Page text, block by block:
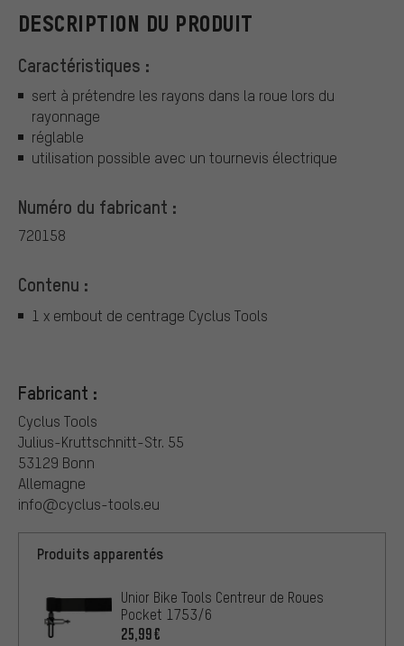
DESCRIPTION DU PRODUIT
Caractéristiques :
sert à prétendre les rayons dans la roue lors du
rayonnage
réglable
utilisation possible avec un tournevis électrique
Numéro du fabricant :
720158
Contenu :
1 x embout de centrage Cyclus Tools
Fabricant :
Cyclus Tools
Julius-Kruttschnitt-Str. 55
53129 Bonn
Allemagne
info@cyclus-tools.eu
Produits apparentés
Unior Bike Tools Centreur de Roues
Pocket 1753/6
25,99€